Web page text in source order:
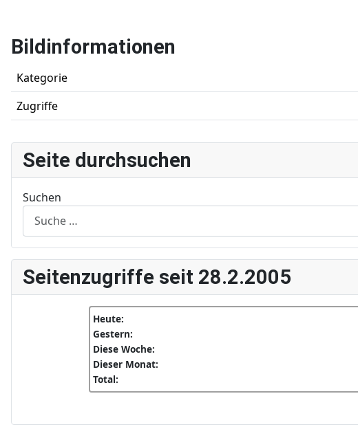
Bildinformationen
Kategorie
Zugriffe
Seite durchsuchen
Suchen
Seitenzugriffe seit 28.2.2005
Heute:
Gestern:
Diese Woche:
Dieser Monat:
Total: